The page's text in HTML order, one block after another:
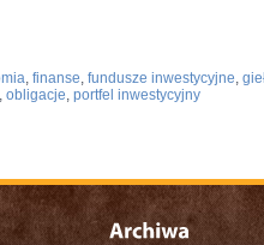
, finanse, fundusze inwestycyjne,
, obligacje, portfel inwestycyjny